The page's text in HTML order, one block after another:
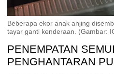
Beberapa ekor anak anjing
tayar ganti kenderaan. (Gambar:
PENEMPATAN
PENGHANTARAN